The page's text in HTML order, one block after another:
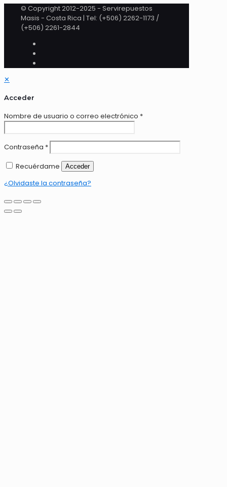
© Copyright 2012-2025 - Servirepuestos
Masis - Costa Rica | Tel: (+506) 2262-1173 /
(+506) 2261-2844
✕
Acceder
Nombre de usuario o correo electrónico *
Contraseña *
Recuérdame
Acceder
¿Olvidaste la contraseña?